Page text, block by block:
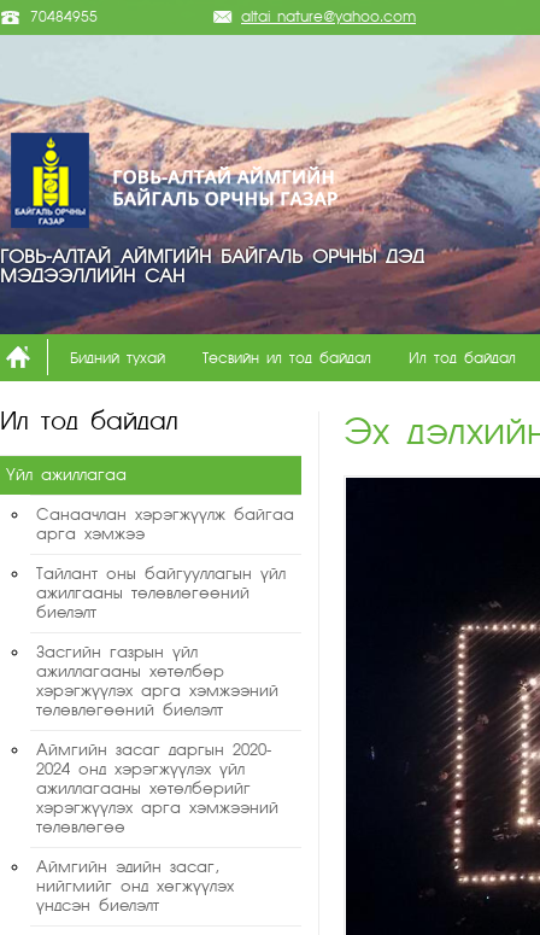
70484955 altai_nature@yahoo.com
ГОВЬ-АЛТАЙ АЙМГИЙН БАЙГАЛЬ ОРЧНЫ ДЭД
МЭДЭЭЛЛИЙН САН
Бидний тухай Төсвийн ил тод байдал Ил тод байдал
Ил тод байдал
Үйл ажиллагаа
Санаачлан хэрэгжүүлж байгаа
арга хэмжээ
Тайлант оны байгууллагын үйл
ажилгааны төлөвлөгөөний
биелэлт
Засгийн газрын үйл
ажиллагааны хөтөлбөр
хэрэгжүүлэх арга хэмжээний
төлөвлөгөөний биелэлт
Аймгийн засаг даргын 2020-
2024 онд хэрэгжүүлэх үйл
ажиллагааны хөтөлбөрийг
хэрэгжүүлэх арга хэмжээний
төлөвлөгөө
Аймгийн эдийн засаг,
нийгмийг онд хөгжүүлэх
үндсэн биелэлт
Эх